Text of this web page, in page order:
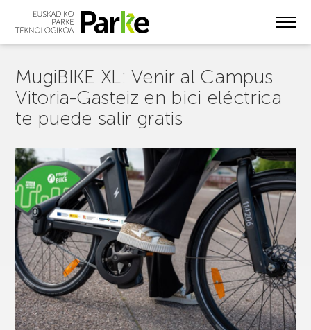
MugiBIKE XL: Venir al Campus
Vitoria-Gasteiz en bici eléctrica
te puede salir gratis